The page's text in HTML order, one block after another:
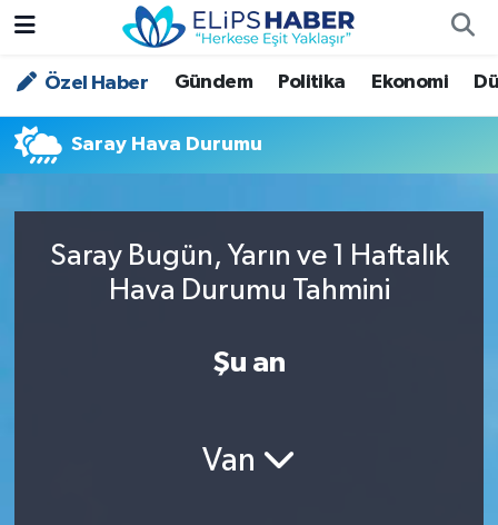
Özel Haber Gündem Politika Ekonomi
Saray Hava Durumu
Saray Bugün, Yarın ve 1 Haftalık
Hava Durumu Tahmini
Şu an
Van
Özel Haber
Akademi
Bilim - Teknoloji
Nöbetçi Eczaneler
Hava Durumu
Süper Lig Puan Durumu ve Fikstür
Son Dakika Haberleri